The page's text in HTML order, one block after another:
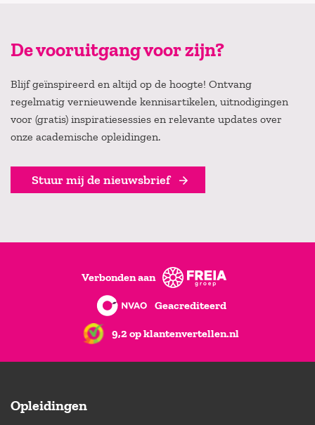
De vooruitgang voor zijn?
Blijf geïnspireerd en altijd op de hoogte! Ontvang
regelmatig vernieuwende kennisartikelen, uitnodigingen
voor (gratis) inspiratiesessies en relevante updates over
onze academische opleidingen.
Stuur mij de nieuwsbrief
Verbonden aan
Geacrediteerd
9,2 op klantenvertellen.nl
Opleidingen